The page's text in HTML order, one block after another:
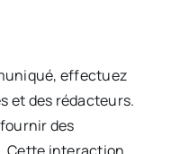
effectuez
et des rédacteurs.
des